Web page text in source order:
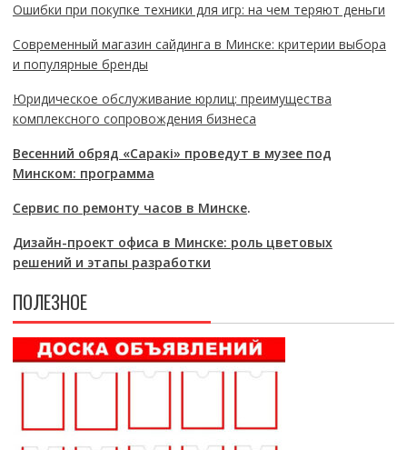
Ошибки при покупке техники для игр: на чем теряют деньги
Современный магазин сайдинга в Минске: критерии выбора
и популярные бренды
Юридическое обслуживание юрлиц: преимущества
комплексного сопровождения бизнеса
Весенний обряд «Саракі» проведут в музее под
Минском: программа
Сервис по ремонту часов в Минске.
Дизайн-проект офиса в Минске: роль цветовых
решений и этапы разработки
ПОЛЕЗНОЕ